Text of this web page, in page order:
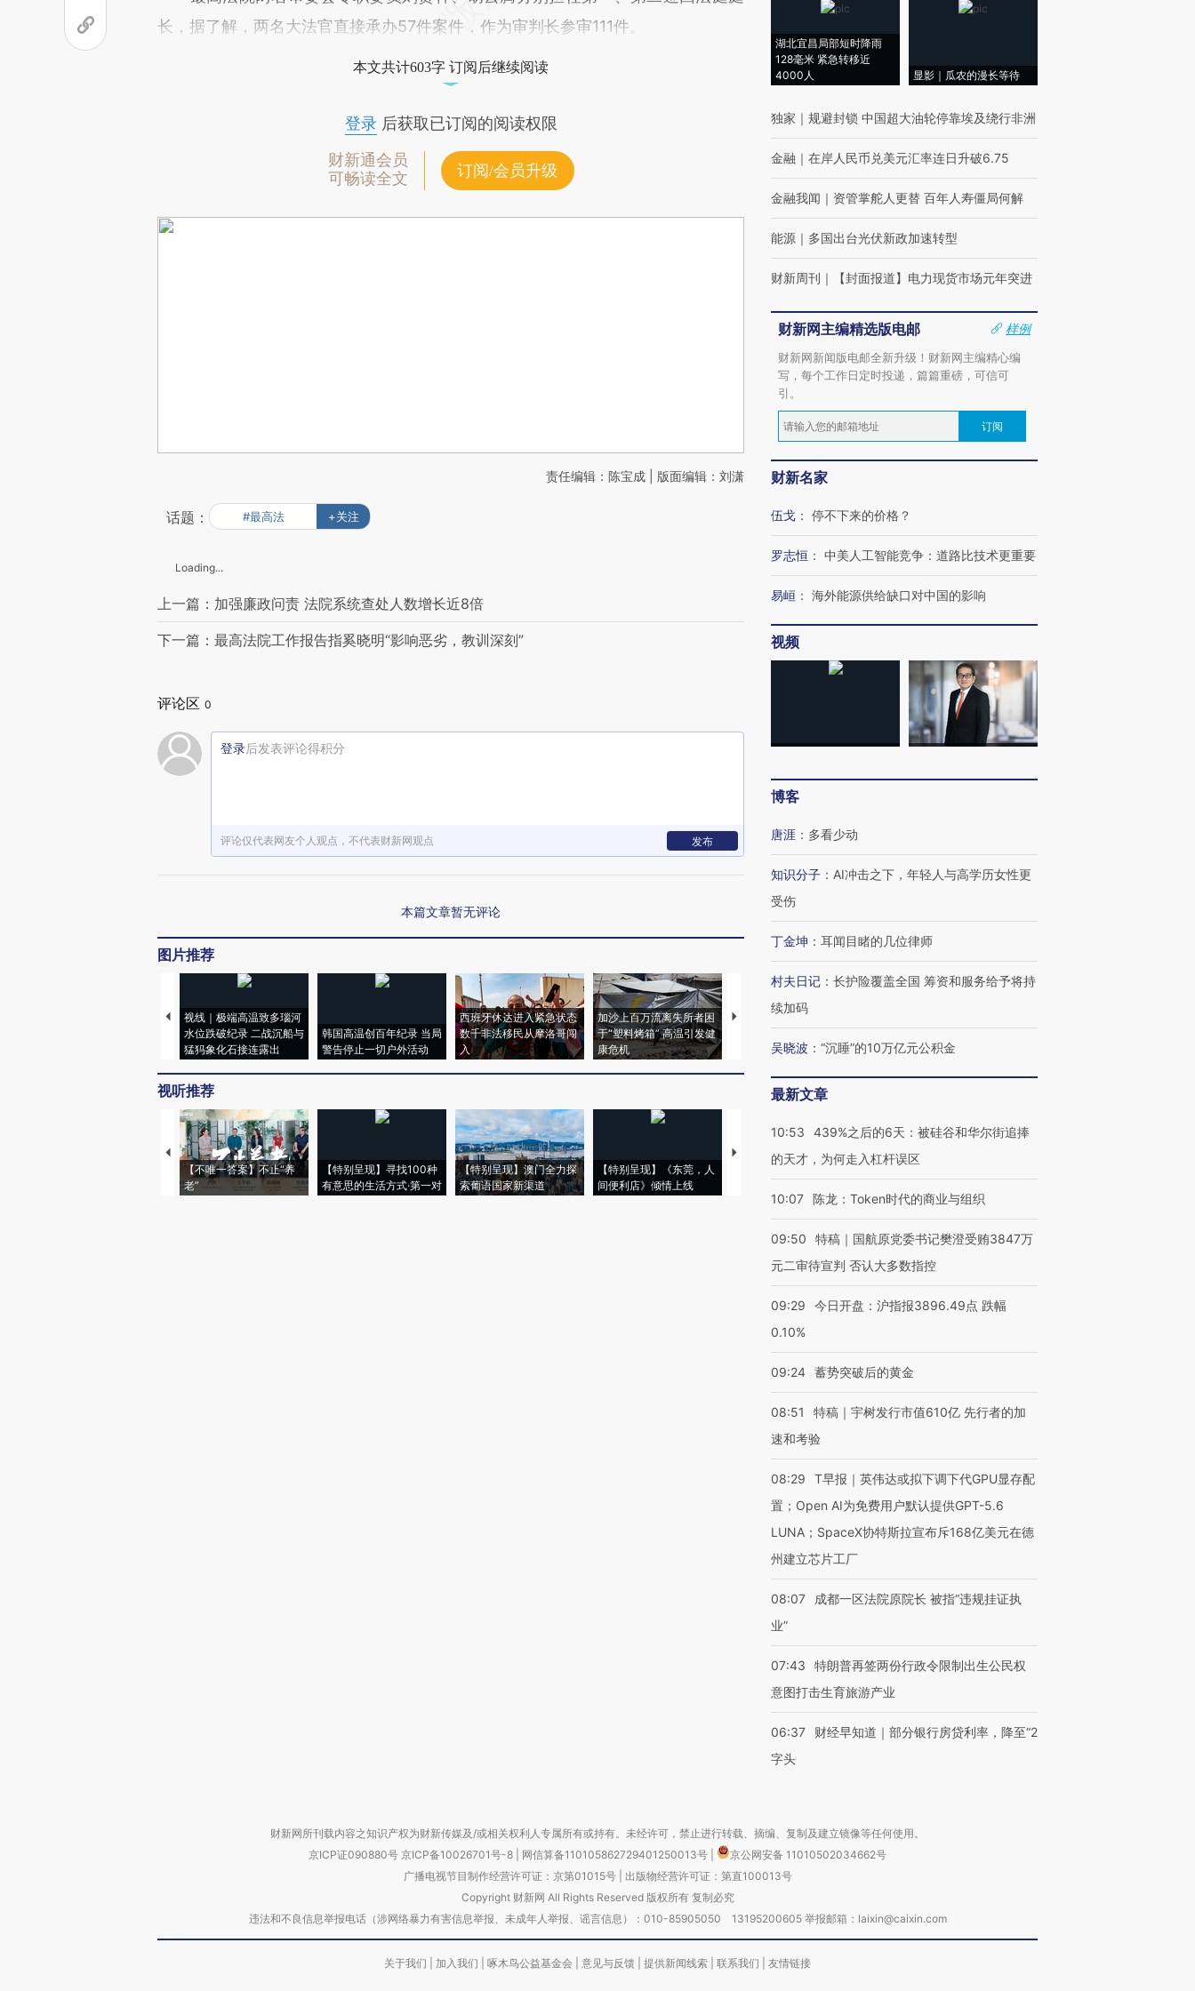
长，据了解，两名大法官直接承办57件案件，作为审判长参审111件。
本文共计603字 订阅后继续阅读
登录后获取已订阅的阅读权限
财新通会员
可畅读全文
订阅/会员升级
责任编辑：陈宝成 | 版面编辑：刘潇
话题： #最高法 +关注
Loading...
上一篇：加强廉政问责 法院系统查处人数增长近8倍
下一篇：最高法院工作报告指奚晓明“影响恶劣，教训深刻”
评论区 0
登录后发表评论得积分
评论仅代表网友个人观点，不代表财新网观点 发布
本篇文章暂无评论
图片推荐
视线｜极端高温致多瑙河
水位跌破纪录 二战沉船与
猛犸象化石接连露出
韩国高温创百年纪录 当局
警告停止一切户外活动
西班牙休达进入紧急状态
数千非法移民从摩洛哥闯
入
加沙上百万流离失所者困
于“塑料烤箱” 高温引发健
康危机
视线｜HYROX的吸金
心“花钱找虐”？
毒品
视听推荐
【不唯一答案】不止“养
老”
【特别呈现】寻找100种
有意思的生活方式·第一对
【特别呈现】澳门全力探
索葡语国家新渠道
【特别呈现】《东莞，人
间便利店》倾情上线
【推广】走进第四届链博
会，让数智科技“链”接产
【特别呈现】寻找100种
湖北宜昌局部短时降雨
128毫米 紧急转移近
4000人
显影｜瓜农的漫长等待
独家 ｜ 规避封锁 中国超大油轮停靠埃及绕行非洲
金融 ｜ 在岸人民币兑美元汇率连日升破6.75
金融我闻 ｜ 资管掌舵人更替 百年人寿僵局何解
能源 ｜ 多国出台光伏新政加速转型
财新周刊 ｜ 【封面报道】电力现货市场元年突进
财新网主编精选版电邮
样例
财新网新闻版电邮全新升级！财新网主编精心编
写，每个工作日定时投递，篇篇重磅，可信可
引。
订阅
财新名家
伍戈 ： 停不下来的价格？
罗志恒 ： 中美人工智能竞争：道路比技术更重要
易峘 ： 海外能源供给缺口对中国的影响
视频
博客
唐涯 ： 多看少动
知识分子 ： AI冲击之下，年轻人与高学历女性更
受伤
丁金坤 ： 耳闻目睹的几位律师
村夫日记 ： 长护险覆盖全国 筹资和服务给予将持
续加码
吴晓波 ： “沉睡”的10万亿元公积金
最新文章
10:53
439%之后的6天：被硅谷和华尔街追捧
的天才，为何走入杠杆误区
10:07 陈龙：Token时代的商业与组织
09:50
特稿｜国航原党委书记樊澄受贿3847万
元二审待宣判 否认大多数指控
09:29
今日开盘：沪指报3896.49点 跌幅
0.10%
09:24 蓄势突破后的黄金
08:51
特稿｜宇树发行市值610亿 先行者的加
速和考验
08:29
T早报｜英伟达或拟下调下代GPU显存配
置；Open AI为免费用户默认提供GPT-5.6
LUNA；SpaceX协特斯拉宣布斥168亿美元在德
州建立芯片工厂
08:07
成都一区法院原院长 被指“违规挂证执
业”
07:43
特朗普再签两份行政令限制出生公民权
意图打击生育旅游产业
06:37
财经早知道｜部分银行房贷利率，降至“2
字头
财新网所刊载内容之知识产权为财新传媒及/或相关权利人专属所有或持有。未经许可，禁止进行转载、摘编、复制及建立镜像等任何使用。
京ICP证090880号 京ICP备10026701号-8 网信算备110105862729401250013号
京公网安备 11010502034662号
广播电视节目制作经营许可证：京第01015号| 出版物经营许可证：第直100013号
Copyright 财新网 All Rights Reserved 版权所有 复制必究
违法和不良信息举报电话（涉网络暴力有害信息举报、未成年人举报、谣言信息）：010-85905050 13195200605 举报邮箱：laixin@caixin.com
关于我们 加入我们 啄木鸟公益基金会 意见与反馈 提供新闻线索 联系我们 友情链接